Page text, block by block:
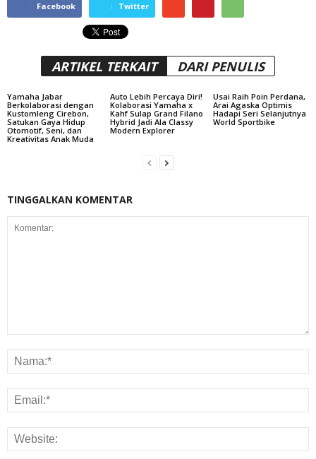
Facebook Twitter
ARTIKEL TERKAIT DARI PENULIS
Yamaha Jabar
Berkolaborasi dengan
Kustomleng Cirebon,
Satukan Gaya Hidup
Otomotif, Seni, dan
Kreativitas Anak Muda
Auto Lebih Percaya Diri!
Kolaborasi Yamaha x
Kahf Sulap Grand Filano
Hybrid Jadi Ala Classy
Modern Explorer
Usai Raih Poin Perdana,
Arai Agaska Optimis
Hadapi Seri Selanjutnya
World Sportbike
TINGGALKAN KOMENTAR